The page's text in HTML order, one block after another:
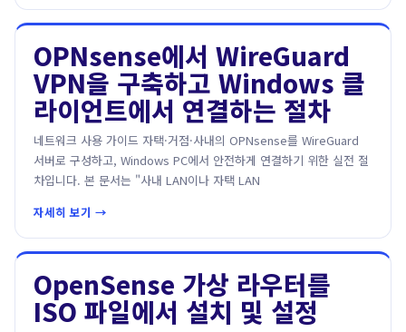
OPNsense에서 WireGuard
VPN을 구축하고 Windows 클
라이언트에서 연결하는 절차
네트워크 사용 가이드 자택·거점·사내의 OPNsense를 WireGuard
서버로 구성하고, Windows PC에서 안전하게 연결하기 위한 실전 절
차입니다. 본 문서는 "사내 LAN이나 자택 LAN
자세히 보기 →
OpenSense 가상 라우터를
ISO 파일에서 설치 및 설정